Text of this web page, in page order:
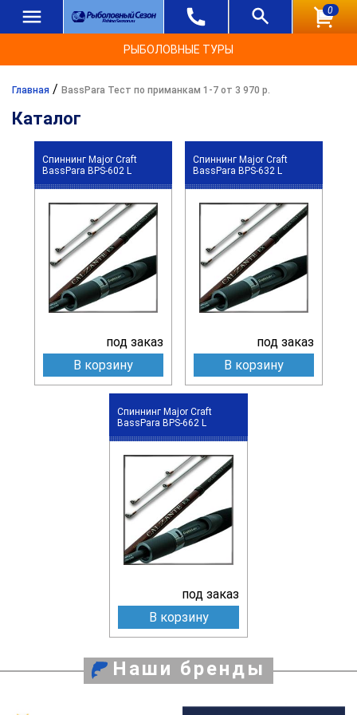
0
РЫБОЛОВНЫЕ ТУРЫ
Главная / BassPara Тест по приманкам 1-7 от 3 970 р.
Каталог
Спиннинг Major Craft
BassPara BPS-602 L
под заказ
В корзину
Спиннинг Major Craft
BassPara BPS-632 L
под заказ
В корзину
Спиннинг Major Craft
BassPara BPS-662 L
под заказ
В корзину
Наши бренды